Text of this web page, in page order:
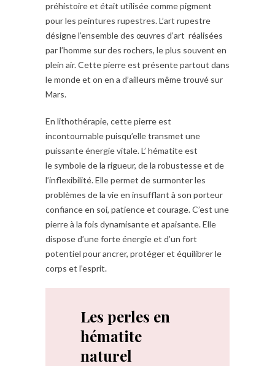
préhistoire et était utilisée comme pigment
pour les peintures rupestres. L’art rupestre
désigne l’ensemble des œuvres d’art réalisées
par l’homme sur des rochers, le plus souvent en
plein air. Cette pierre est présente partout dans
le monde et on en a d’ailleurs même trouvé sur
Mars.
En lithothérapie, cette pierre est
incontournable puisqu’elle transmet une
puissante énergie vitale. L’ hématite est
le symbole de la rigueur, de la robustesse et de
l’inflexibilité. Elle permet de surmonter les
problèmes de la vie en insufflant à son porteur
confiance en soi, patience et courage. C’est une
pierre à la fois dynamisante et apaisante. Elle
dispose d’une forte énergie et d’un fort
potentiel pour ancrer, protéger et équilibrer le
corps et l’esprit.
Les perles en
hématite
naturel